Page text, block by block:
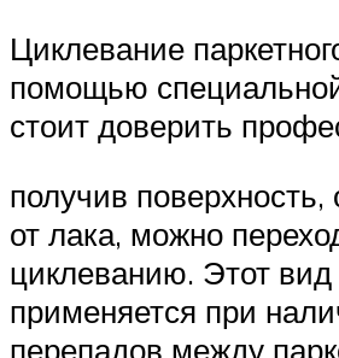
Циклевание
помощью
стоит доверить
получив
от лака, можно
циклеванию. Этот вид
применяется при
перепадов между